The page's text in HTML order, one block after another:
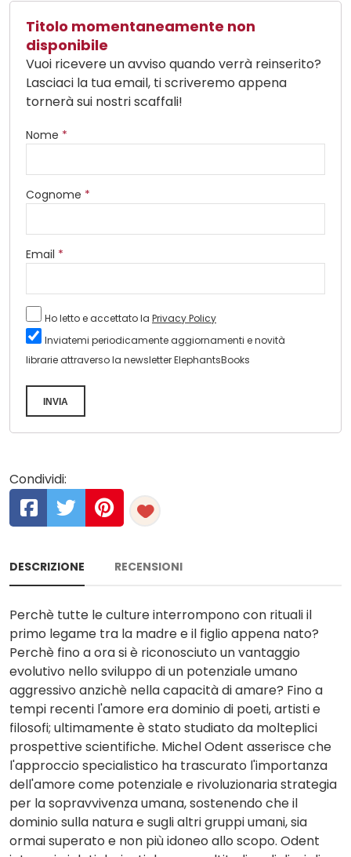
Titolo momentaneamente non
disponibile
Vuoi ricevere un avviso quando verrà reinserito?
Lasciaci la tua email, ti scriveremo appena
tornerà sui nostri scaffali!
Nome *
Cognome *
Email *
Ho letto e accettato la Privacy Policy
Inviatemi periodicamente aggiornamenti e novità
librarie attraverso la newsletter ElephantsBooks
INVIA
Condividi:
DESCRIZIONE RECENSIONI
Perchè tutte le culture interrompono con rituali il
primo legame tra la madre e il figlio appena nato?
Perchè fino a ora si è riconosciuto un vantaggio
evolutivo nello sviluppo di un potenziale umano
aggressivo anzichè nella capacità di amare? Fino a
tempi recenti l'amore era dominio di poeti, artisti e
filosofi; ultimamente è stato studiato da molteplici
prospettive scientifiche. Michel Odent asserisce che
l'approccio specialistico ha trascurato l'importanza
dell'amore come potenziale e rivoluzionaria strategia
per la sopravvivenza umana, sostenendo che il
dominio sulla natura e sugli altri gruppi umani, sia
ormai superato e non più idoneo allo scopo. Odent